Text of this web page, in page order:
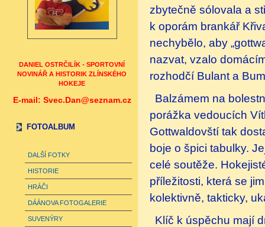
DANIEL OSTRČILÍK - SPORTOVNÍ
NOVINÁŘ A HISTORIK ZLÍNSKÉHO
HOKEJE
E-mail: Svec.Dan@seznam.cz
FOTOALBUM
DALŠÍ FOTKY
HISTORIE
HRÁČI
DÁÁNOVA FOTOGALERIE
SUVENÝRY
zbytečně sólovala a
k oporám brankář
nechybělo, aby
nazvat, vzalo
rozhodčí Bulant a
Balzámem na
porážka vedoucích
Gottwaldovští tak
boje o špici tabulky.
celé soutěže.
příležitosti, která se
kolektivně, takticky,
Klíč k úspěchu mají